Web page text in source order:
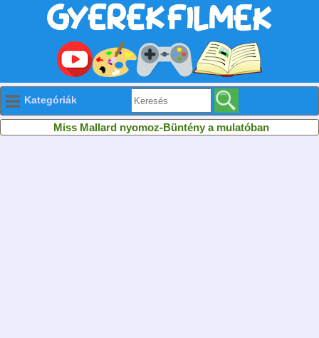
Kategóriák
Miss Mallard nyomoz-Büntény a mulatóban